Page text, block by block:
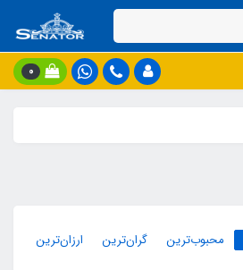
0
محبوب‌ترین گران‌ترین ارزان‌ترین